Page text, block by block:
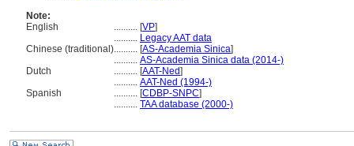
Note:
English
.......... [VP]
.......... Legacy AAT data
Chinese (traditional).......... [AS-Academia Sinica]
.......... AS-Academia Sinica data (2014-)
Dutch
.......... [AAT-Ned]
.......... AAT-Ned (1994-)
Spanish
.......... [CDBP-SNPC]
.......... TAA database (2000-)